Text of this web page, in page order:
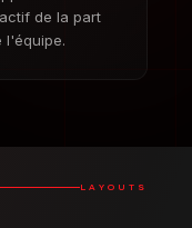
de la part
l'équipe.
LAYOUTS